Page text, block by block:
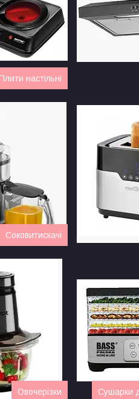
настільні
Соковитискачі
Овочерізки Сушарки